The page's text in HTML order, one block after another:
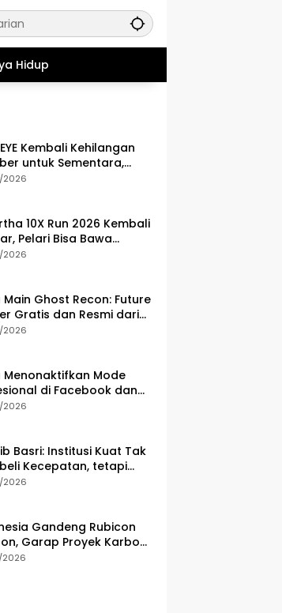
Hidup
Kembali Kehilangan
untuk Sementara,
Laforteza Hiatus
10X Run 2026 Kembali
Pelari Bisa Bawa
Ini Setelah Race
Main Ghost Recon: Future
Gratis dan Resmi dari
Menonaktifkan Mode
di Facebook dan
Basri: Institusi Kuat Tak
Kecepatan, tetapi
Ekonomi
Gandeng Rubicon
Garap Proyek Karbon
Hektare